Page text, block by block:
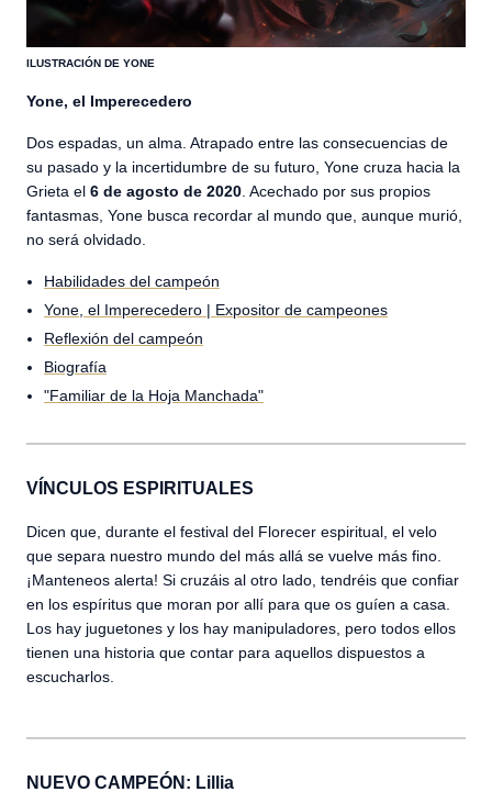
ILUSTRACIÓN DE YONE
Yone, el Imperecedero
Dos espadas, un alma. Atrapado entre las consecuencias de
su pasado y la incertidumbre de su futuro, Yone cruza hacia la
Grieta el 6 de agosto de 2020 . Acechado por sus propios
fantasmas, Yone busca recordar al mundo que, aunque murió,
no será olvidado.
Habilidades del campeón
Yone, el Imperecedero | Expositor de campeones
Reflexión del campeón
Biografía
"Familiar de la Hoja Manchada"
VÍNCULOS ESPIRITUALES
Dicen que, durante el festival del Florecer espiritual, el velo
que separa nuestro mundo del más allá se vuelve más fino.
¡Manteneos alerta! Si cruzáis al otro lado, tendréis que confiar
en los espíritus que moran por allí para que os guíen a casa.
Los hay juguetones y los hay manipuladores, pero todos ellos
tienen una historia que contar para aquellos dispuestos a
escucharlos.
NUEVO CAMPEÓN: Lillia